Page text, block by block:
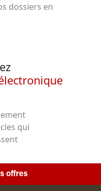
dossiers en
qui
offres